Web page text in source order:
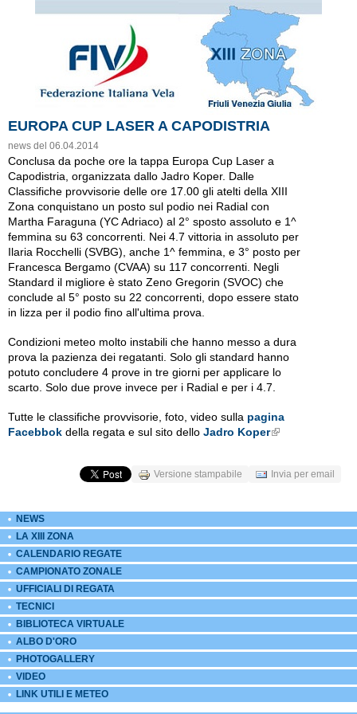
EUROPA CUP LASER A CAPODISTRIA
news del 06.04.2014
Conclusa da poche ore la tappa Europa Cup Laser a
Capodistria, organizzata dallo Jadro Koper. Dalle
Classifiche provvisorie delle ore 17.00 gli atelti della XIII
Zona conquistano un posto sul podio nei Radial con
Martha Faraguna (YC Adriaco) al 2° sposto assoluto e 1^
femmina su 63 concorrenti. Nei 4.7 vittoria in assoluto per
Ilaria Rocchelli (SVBG), anche 1^ femmina, e 3° posto per
Francesca Bergamo (CVAA) su 117 concorrenti. Negli
Standard il migliore è stato Zeno Gregorin (SVOC) che
conclude al 5° posto su 22 concorrenti, dopo essere stato
in lizza per il podio fino all'ultima prova.
Condizioni meteo molto instabili che hanno messo a dura
prova la pazienza dei regatanti. Solo gli standard hanno
potuto concludere 4 prove in tre giorni per applicare lo
scarto. Solo due prove invece per i Radial e per i 4.7.
Tutte le classifiche provvisorie, foto, video sulla pagina
Facebbok della regata e sul sito dello Jadro Koper
Versione stampabile Invia per email
NEWS
LA XIII ZONA
CALENDARIO REGATE
CAMPIONATO ZONALE
UFFICIALI DI REGATA
TECNICI
BIBLIOTECA VIRTUALE
ALBO D'ORO
PHOTOGALLERY
VIDEO
LINK UTILI E METEO